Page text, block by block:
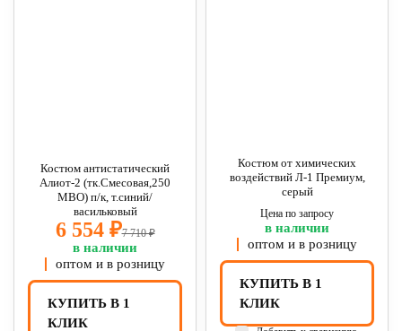
Костюм антистатический
Алиот-2 (тк.Смесовая,250
МВО) п/к, т.синий/
васильковый
6 554 ₽7 710 ₽
в наличии
оптом и в розницу
КУПИТЬ В 1
КЛИК
Костюм от химических
воздействий Л-1 Премиум,
серый
Цена по запросу
в наличии
оптом и в розницу
КУПИТЬ В 1
КЛИК